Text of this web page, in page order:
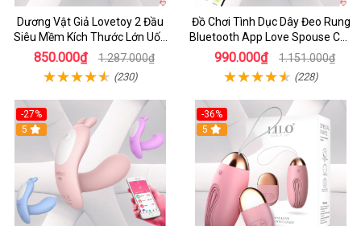
Dương Vật Giả Lovetoy 2 Đầu
Siêu Mềm Kích Thước Lớn Uốn
Cong
850.000₫ 1.287.000₫
(230)
Đồ Chơi Tình Dục Dây Đeo Rung
Bluetooth App Love Spouse Cho
Les
990.000₫ 1.151.000₫
(228)
-27%
5
-36%
5